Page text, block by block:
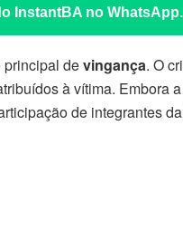
InstantBA no WhatsApp.
principal devingança. O
à vítima. Embora
de integrantes